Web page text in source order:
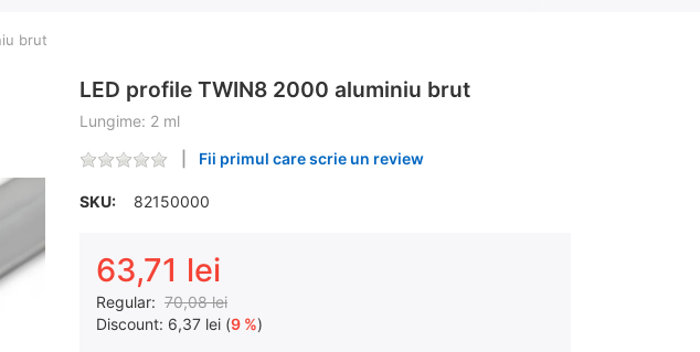
brut
LED profile TWIN8 2000 aluminiu brut
Lungime: 2 ml
Fii primul care scrie un review
SKU: 82150000
63,71 lei
Regular: 70,08 lei
Discount: 6,37 lei (9 %)